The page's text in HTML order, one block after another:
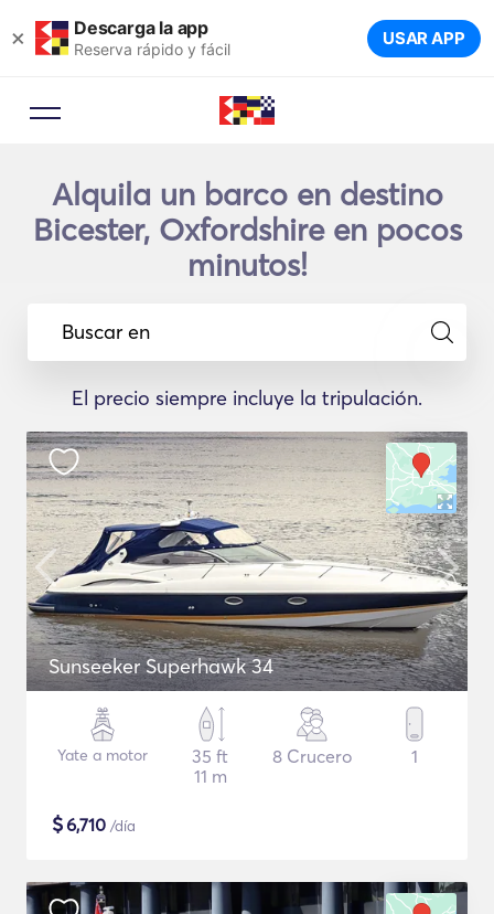
× Descarga la app
Reserva rápido y fácil USAR APP
Alquila un barco en destino
Bicester, Oxfordshire en pocos
minutos!
Buscar en
El precio siempre incluye la tripulación.
Sunseeker Superhawk 34
Yate a motor
35 ft
11 m
8 Crucero 1
$6,710 /día